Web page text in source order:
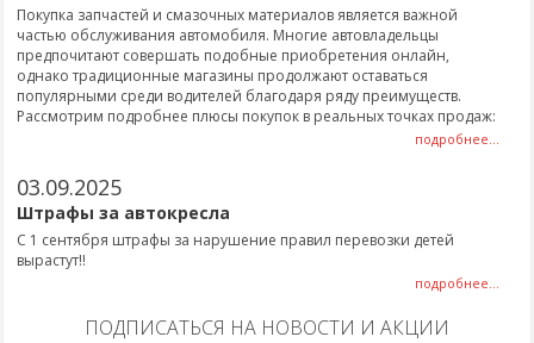
Покупка запчастей и смазочных материалов является важной
частью обслуживания автомобиля. Многие автовладельцы
предпочитают совершать подобные приобретения онлайн,
однако традиционные магазины продолжают оставаться
популярными среди водителей благодаря ряду преимуществ.
Рассмотрим подробнее плюсы покупок в реальных точках продаж:
подробнее...
03.09.2025
Штрафы за автокресла
С 1 сентября штрафы за нарушение правил перевозки детей
вырастут!!
подробнее...
ПОДПИСАТЬСЯ НА НОВОСТИ И АКЦИИ